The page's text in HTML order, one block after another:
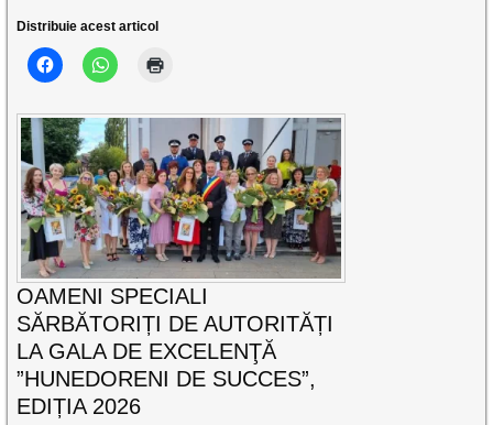
Distribuie acest articol
OAMENI SPECIALI
SĂRBĂTORIȚI DE AUTORITĂȚI
LA GALA DE EXCELENŢĂ
”HUNEDORENI DE SUCCES”,
EDIȚIA 2026